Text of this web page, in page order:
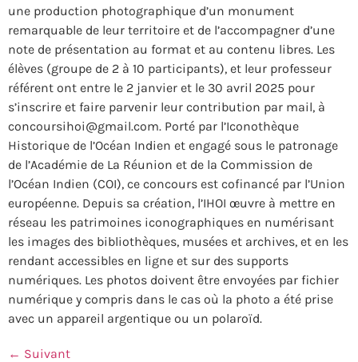
une production photographique d’un monument
remarquable de leur territoire et de l’accompagner d’une
note de présentation au format et au contenu libres. Les
élèves (groupe de 2 à 10 participants), et leur professeur
référent ont entre le 2 janvier et le 30 avril 2025 pour
s’inscrire et faire parvenir leur contribution par mail, à
concoursihoi@gmail.com. Porté par l’Iconothèque
Historique de l’Océan Indien et engagé sous le patronage
de l’Académie de La Réunion et de la Commission de
l’Océan Indien (COI), ce concours est cofinancé par l’Union
européenne. Depuis sa création, l’IHOI œuvre à mettre en
réseau les patrimoines iconographiques en numérisant
les images des bibliothèques, musées et archives, et en les
rendant accessibles en ligne et sur des supports
numériques. Les photos doivent être envoyées par fichier
numérique y compris dans le cas où la photo a été prise
avec un appareil argentique ou un polaroïd.
← Suivant